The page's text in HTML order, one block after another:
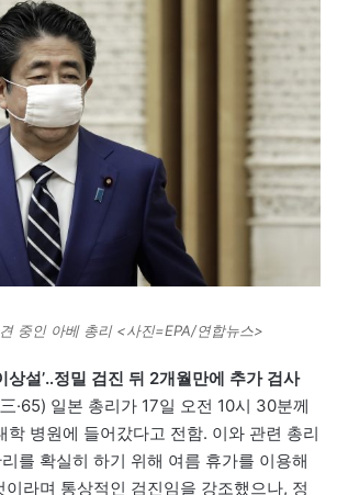
중인 아베 총리 <사진=EPA/연합뉴스>
상설’‥정밀 검진 뒤 2개월만에 추가 검사
·65) 일본 총리가 17일 오전 10시 30분께
학 병원에 들어갔다고 전함. 이와 관련 총리
를 확실히 하기 위해 여름 휴가를 이용해
이라며 통상적인 검진임을 강조했으나, 정